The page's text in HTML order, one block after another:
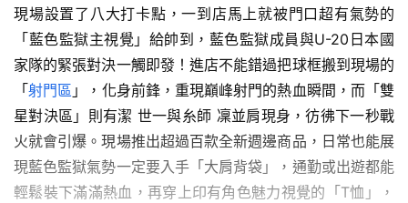
試
駕
影
音
台
灣
車
與
現場設置了八大打卡點，一到店馬上就被門口超有氣勢的
「藍色監獄主視覺」給帥到，藍色監獄成員與U-20日本國
家隊的緊張對決一觸即發！進店不能錯過把球框搬到現場的
「射門區 」，化身前鋒，重現巔峰射門的熱血瞬間，而「雙
星對決區」則有潔 世一與糸師 凜並肩現身，彷彿下一秒戰
火就會引爆。現場推出超過百款全新週邊商品，日常也能展
現藍色監獄氣勢一定要入手「大肩背袋」，通勤或出遊都能
輕鬆裝下滿滿熱血，再穿上印有角色魅力視覺的「T恤」，